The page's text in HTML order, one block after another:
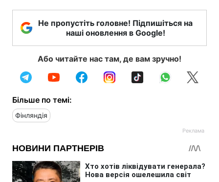
Не пропустіть головне! Підпишіться на
наші оновлення в Google!
Або читайте нас там, де вам зручно!
Більше по темі:
Фінляндія